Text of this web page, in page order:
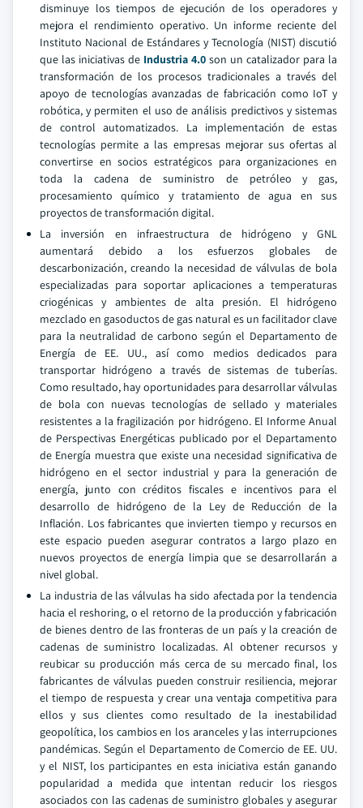
disminuye los tiempos de ejecución de los operadores y
mejora el rendimiento operativo. Un informe reciente del
Instituto Nacional de Estándares y Tecnología (NIST) discutió
que las iniciativas de Industria 4.0 son un catalizador para la
transformación de los procesos tradicionales a través del
apoyo de tecnologías avanzadas de fabricación como IoT y
robótica, y permiten el uso de análisis predictivos y sistemas
de control automatizados. La implementación de estas
tecnologías permite a las empresas mejorar sus ofertas al
convertirse en socios estratégicos para organizaciones en
toda la cadena de suministro de petróleo y gas,
procesamiento químico y tratamiento de agua en sus
proyectos de transformación digital.
La inversión en infraestructura de hidrógeno y GNL
aumentará debido a los esfuerzos globales de
descarbonización, creando la necesidad de válvulas de bola
especializadas para soportar aplicaciones a temperaturas
criogénicas y ambientes de alta presión. El hidrógeno
mezclado en gasoductos de gas natural es un facilitador clave
para la neutralidad de carbono según el Departamento de
Energía de EE. UU., así como medios dedicados para
transportar hidrógeno a través de sistemas de tuberías.
Como resultado, hay oportunidades para desarrollar válvulas
de bola con nuevas tecnologías de sellado y materiales
resistentes a la fragilización por hidrógeno. El Informe Anual
de Perspectivas Energéticas publicado por el Departamento
de Energía muestra que existe una necesidad significativa de
hidrógeno en el sector industrial y para la generación de
energía, junto con créditos fiscales e incentivos para el
desarrollo de hidrógeno de la Ley de Reducción de la
Inflación. Los fabricantes que invierten tiempo y recursos en
este espacio pueden asegurar contratos a largo plazo en
nuevos proyectos de energía limpia que se desarrollarán a
nivel global.
La industria de las válvulas ha sido afectada por la tendencia
hacia el reshoring, o el retorno de la producción y fabricación
de bienes dentro de las fronteras de un país y la creación de
cadenas de suministro localizadas. Al obtener recursos y
reubicar su producción más cerca de su mercado final, los
fabricantes de válvulas pueden construir resiliencia, mejorar
el tiempo de respuesta y crear una ventaja competitiva para
ellos y sus clientes como resultado de la inestabilidad
geopolítica, los cambios en los aranceles y las interrupciones
pandémicas. Según el Departamento de Comercio de EE. UU.
y el NIST, los participantes en esta iniciativa están ganando
popularidad a medida que intentan reducir los riesgos
asociados con las cadenas de suministro globales y asegurar